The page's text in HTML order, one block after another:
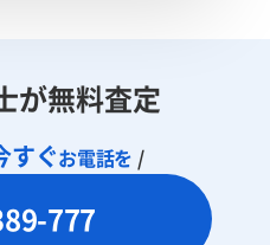
が無料査定
すぐお電話を /
777